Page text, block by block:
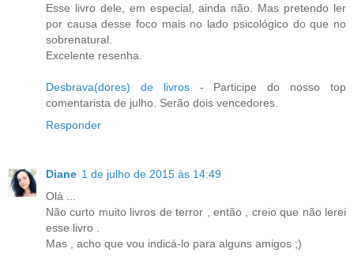
Esse livro dele, em especial, ainda não. Mas pretendo ler
por causa desse foco mais no lado psicológico do que no
sobrenatural.
Excelente resenha.
Desbrava(dores) de livros- Participe do nosso top
comentarista de julho. Serão dois vencedores.
Responder
Diane 1 de julho de 2015 às 14:49
Olá ...
Não curto muito livros de terror , então , creio que não lerei
esse livro .
Mas , acho que vou indicá-lo para alguns amigos ;)